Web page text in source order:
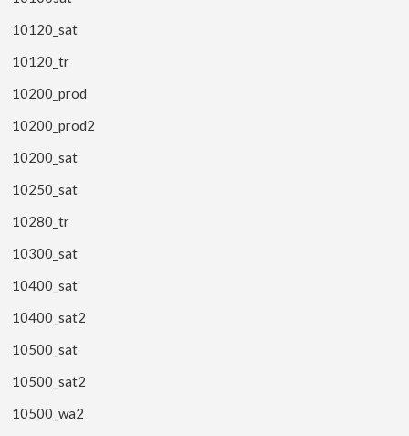
10120_sat
10120_tr
10200_prod
10200_prod2
10200_sat
10250_sat
10280_tr
10300_sat
10400_sat
10400_sat2
10500_sat
10500_sat2
10500_wa2